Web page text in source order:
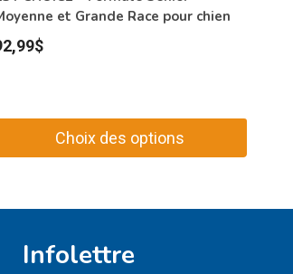
et Grande Race pour chien
$
Choix des options
plusieurs
variations.
Infolettre